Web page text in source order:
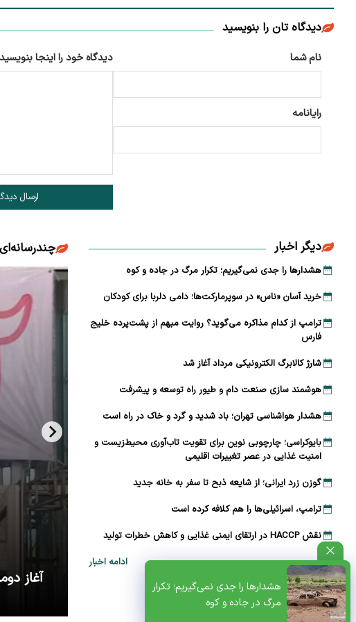
هشدارها را جدی نمی‌گیریم؛ تکرار
مرگ در جاده و کوه
دیدگاه تان را بنویسید
نام شما
رایانامه
دیدگاه خود را اینجا
ارسال
دیگر اخبار
هشدارها را جدی نمی‌گیریم؛ تکرار مرگ در جاده و کوه
خرید آسان «ناس» در سوپرمارکت‌ها؛ دامی دلربا برای کودکان
ترامپ از کدام مذاکره می‌گوید؟ روایت مبهم از پشت‌پرده خلیج
فارس
شارژ کالابرگ الکترونیکی مرداد آغاز شد
هوشمند سازی صنعت دام و طیور راه توسعه و پیشرفت
هشدار هواشناسی تهران؛ باد شدید و گرد و خاک در راه است
بایوکراسی؛ چارچوبی نوین برای تقویت تاب‌آوری محیط‌زیست و
امنیت غذایی در عصر تغییرات اقلیمی
گوزن زرد ایرانی؛ از شایعه ذبح تا سفر به خانه جدید
ترامپ، اسرائیلی‌ها را هم کلافه کرده است
نقش HACCP در ارتقای ایمنی غذایی و کاهش خطرات تولید
ادامه اخبار
چندرسانه‌ای
آغاز